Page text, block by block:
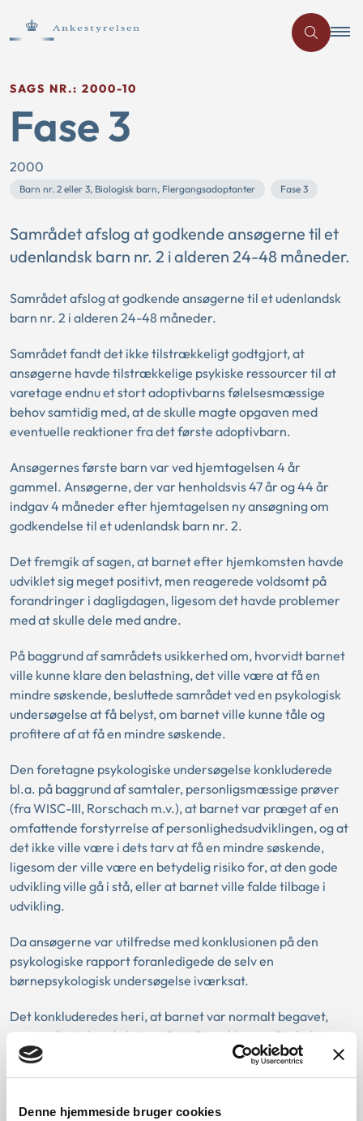
Denne hjemmeside bruger cookies
SAGS NR.: 2000-10
Fase 3
2000
Barn nr. 2 eller 3, Biologisk barn, Flergangsadoptanter Fase 3
Samrådet afslog at godkende ansøgerne til et
udenlandsk barn nr. 2 i alderen 24-48 måneder.
Samrådet afslog at godkende ansøgerne til et udenlandsk
barn nr. 2 i alderen 24-48 måneder.
Samrådet fandt det ikke tilstrækkeligt godtgjort, at
ansøgerne havde tilstrækkelige psykiske ressourcer til at
varetage endnu et stort adoptivbarns følelsesmæssige
behov samtidig med, at de skulle magte opgaven med
eventuelle reaktioner fra det første adoptivbarn.
Ansøgernes første barn var ved hjemtagelsen 4 år
gammel. Ansøgerne, der var henholdsvis 47 år og 44 år
indgav 4 måneder efter hjemtagelsen ny ansøgning om
godkendelse til et udenlandsk barn nr. 2.
Det fremgik af sagen, at barnet efter hjemkomsten havde
udviklet sig meget positivt, men reagerede voldsomt på
forandringer i dagligdagen, ligesom det havde problemer
med at skulle dele med andre.
På baggrund af samrådets usikkerhed om, hvorvidt barnet
ville kunne klare den belastning, det ville være at få en
mindre søskende, besluttede samrådet ved en psykologisk
undersøgelse at få belyst, om barnet ville kunne tåle og
profitere af at få en mindre søskende.
Den foretagne psykologiske undersøgelse konkluderede
bl.a. på baggrund af samtaler, personligsmæssige prøver
(fra WISC-III, Rorschach m.v.), at barnet var præget af en
omfattende forstyrrelse af personlighedsudviklingen, og at
det ikke ville være i dets tarv at få en mindre søskende,
ligesom der ville være en betydelig risiko for, at den gode
udvikling ville gå i stå, eller at barnet ville falde tilbage i
udvikling.
Da ansøgerne var utilfredse med konklusionen på den
psykologiske rapport foranledigede de selv en
børnepsykologisk undersøgelse iværksat.
Det konkluderedes heri, at barnet var normalt begavet,
men muligvis havde lettere DAMP-problemer. Psykologen
fandt ingen grund til at fraråde ansøgerne endnu et barn,
hvis de havde overskud til det.
Adoptionsnævnet besluttede at sende sagen tilbage til